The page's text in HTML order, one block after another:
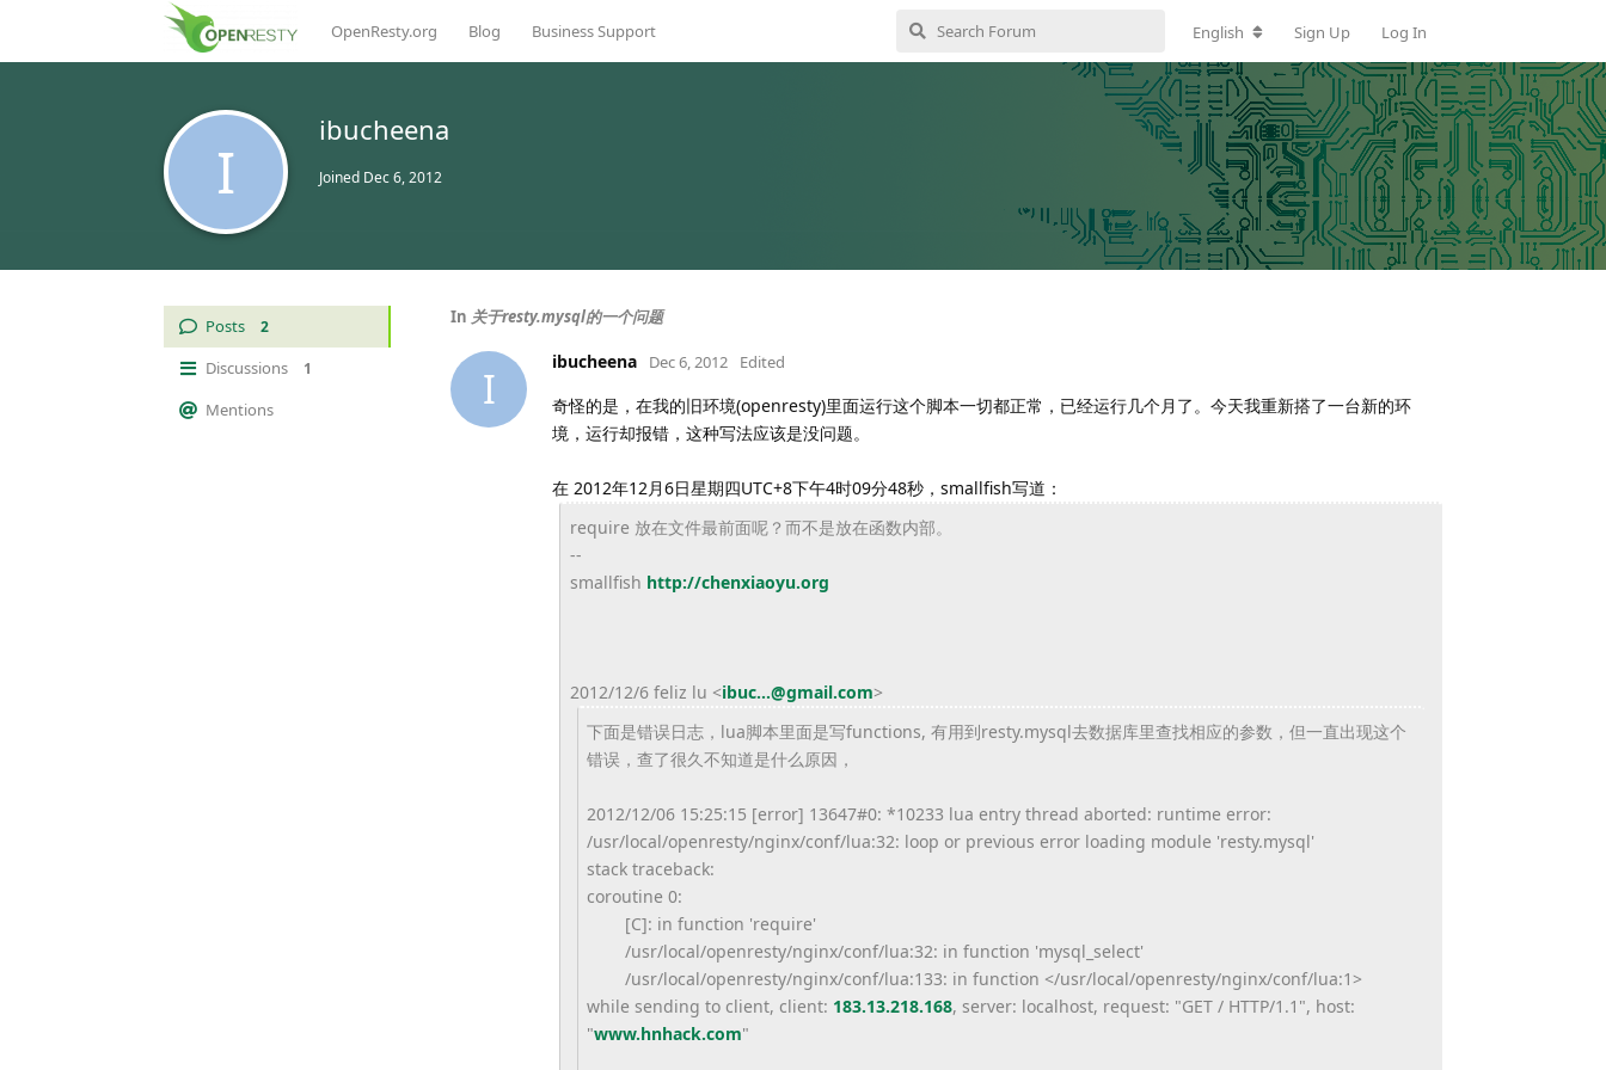
OpenResty.org Blog Business Support English Sign Up Log In
I
ibucheena
Joined Dec 6, 2012
Posts 2
Discussions 1
Mentions
In 关于resty.mysql的一个问题
I
ibucheena Dec 6, 2012 Edited
奇怪的是，在我的旧环境(openresty)里面运行这个脚本一切都正常，已经运行几个月了。今天我重新搭了一台新的环
境，运行却报错，这种写法应该是没问题。
在 2012年12月6日星期四UTC+8下午4时09分48秒，smallfish写道：
require 放在文件最前面呢？而不是放在函数内部。
--
smallfish http://chenxiaoyu.org
2012/12/6 feliz lu <ibuc...@gmail.com>
下面是错误日志，lua脚本里面是写functions, 有用到resty.mysql去数据库里查找相应的参数， 但一直出现这个
错误，查了很久不知道是什么原因，
2012/12/06 15:25:15 [error] 13647#0: *10233 lua entry thread aborted: runtime error:
/usr/local/openresty/nginx/conf/lua:32: loop or previous error loading module 'resty.mysql'
stack traceback:
coroutine 0:
[C]: in function 'require'
/usr/local/openresty/nginx/conf/lua:32: in function 'mysql_select'
/usr/local/openresty/nginx/conf/lua:133: in function </usr/local/openresty/nginx/conf/lua:1>
while sending to client, client: 183.13.218.168, server: localhost, request: "GET / HTTP/1.1", host:
"www.hnhack.com"